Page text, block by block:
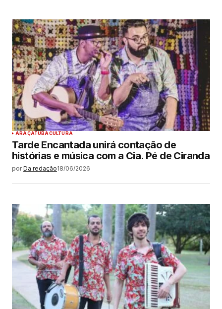
ARAÇATUBACULTURA
Tarde Encantada unirá contação de
histórias e música com a Cia. Pé de Ciranda
por Da redação18/06/2026